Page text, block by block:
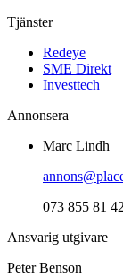
Tjänster
Redeye
SME Direkt
Investtech
Annonsera
Marc Lindh
073 855 81 42
Ansvarig utgivare
Peter Benson